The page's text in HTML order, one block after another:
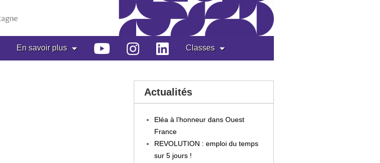
En savoir plus Classes
Actualités
Eléa à l’honneur dans Ouest
France
REVOLUTION : emploi du temps
sur 5 jours !